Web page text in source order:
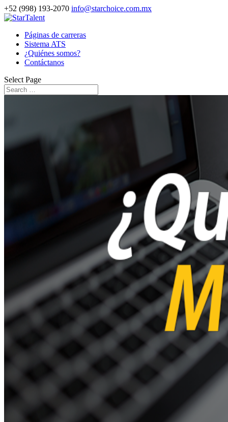
+52 (998) 193-2070 info@starchoice.com.mx
Páginas de carreras
Sistema ATS
¿Quiénes somos?
Contáctanos
Select Page